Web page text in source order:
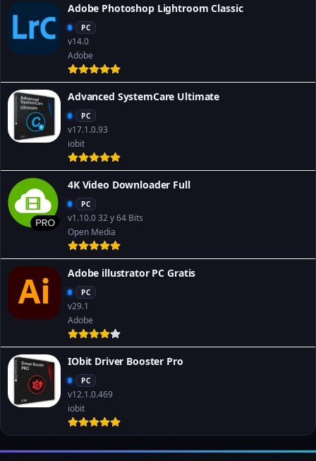
Adobe Photoshop Lightroom Classic
PC
v14.0
Adobe
Advanced SystemCare Ultimate
PC
v17.1.0.93
iobit
4K Video Downloader Full
PC
v1.10.0 32 y 64 Bits
Open Media
Adobe illustrator PC Gratis
PC
v29.1
Adobe
IObit Driver Booster Pro
PC
v12.1.0.469
iobit